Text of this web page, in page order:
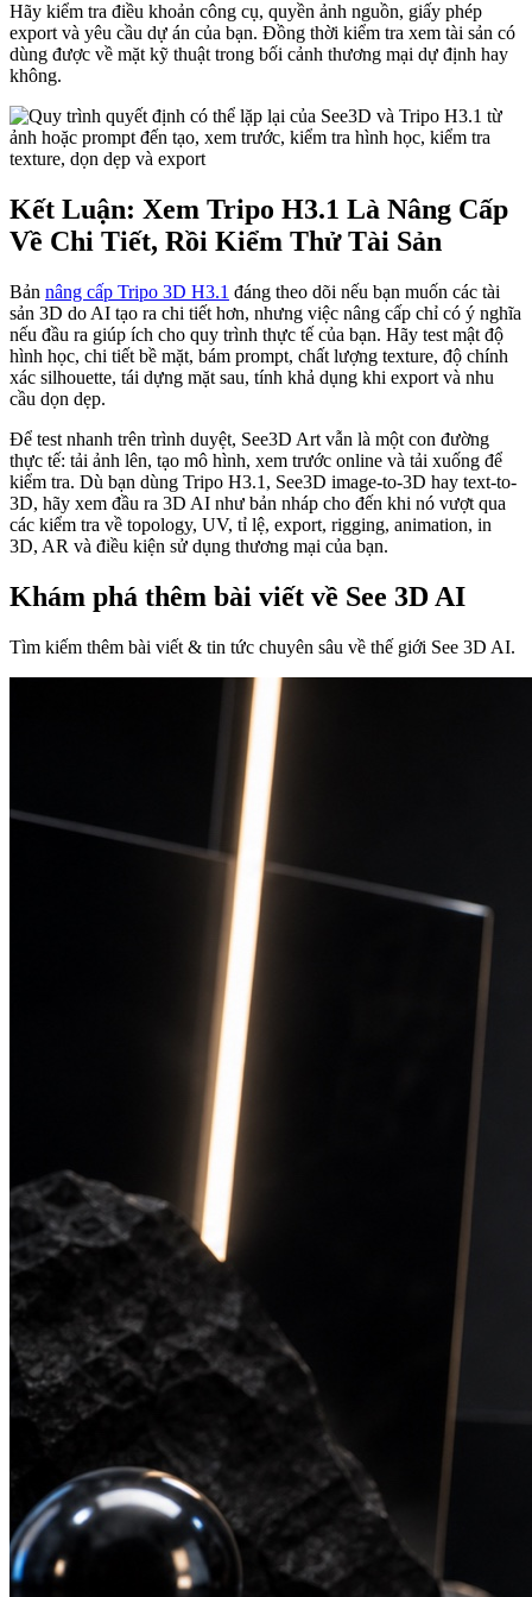
Hãy kiểm tra điều khoản công cụ, quyền ảnh nguồn, giấy phép
export và yêu cầu dự án của bạn. Đồng thời kiểm tra xem tài sản có
dùng được về mặt kỹ thuật trong bối cảnh thương mại dự định hay
không.
Kết Luận: Xem Tripo H3.1 Là Nâng Cấp
Về Chi Tiết, Rồi Kiểm Thử Tài Sản
Bản nâng cấp Tripo 3D H3.1 đáng theo dõi nếu bạn muốn các tài
sản 3D do AI tạo ra chi tiết hơn, nhưng việc nâng cấp chỉ có ý nghĩa
nếu đầu ra giúp ích cho quy trình thực tế của bạn. Hãy test mật độ
hình học, chi tiết bề mặt, bám prompt, chất lượng texture, độ chính
xác silhouette, tái dựng mặt sau, tính khả dụng khi export và nhu
cầu dọn dẹp.
Để test nhanh trên trình duyệt, See3D Art vẫn là một con đường
thực tế: tải ảnh lên, tạo mô hình, xem trước online và tải xuống để
kiểm tra. Dù bạn dùng Tripo H3.1, See3D image-to-3D hay text-to-
3D, hãy xem đầu ra 3D AI như bản nháp cho đến khi nó vượt qua
các kiểm tra về topology, UV, tỉ lệ, export, rigging, animation, in
3D, AR và điều kiện sử dụng thương mại của bạn.
Khám phá thêm bài viết về See 3D AI
Tìm kiếm thêm bài viết & tin tức chuyên sâu về thế giới See 3D AI.